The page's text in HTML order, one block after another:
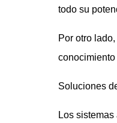
todo su
Por otro
Soluciones
Los